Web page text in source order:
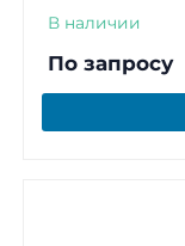
В наличии
По запросу